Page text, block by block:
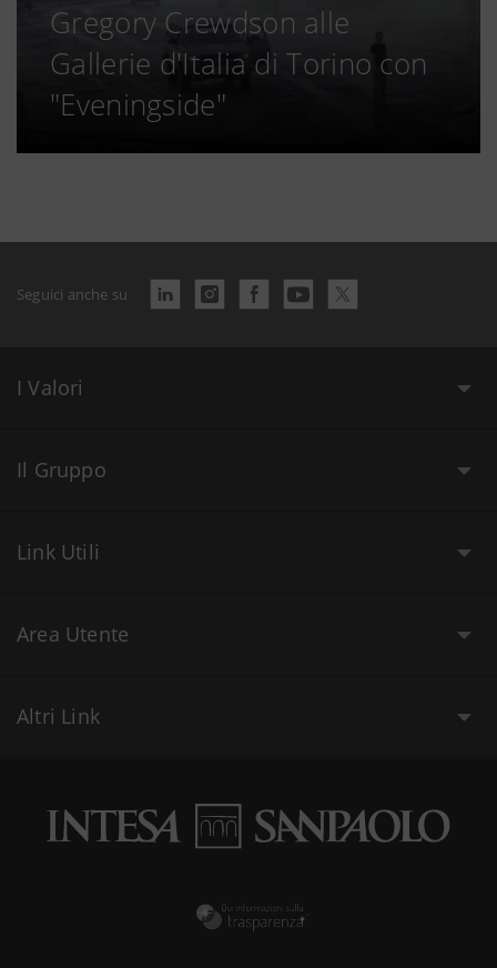
Gregory Crewdson alle
Gallerie d'Italia di Torino con
"Eveningside"
Seguici anche su
I Valori
Il Gruppo
Link Utili
Area Utente
Altri Link